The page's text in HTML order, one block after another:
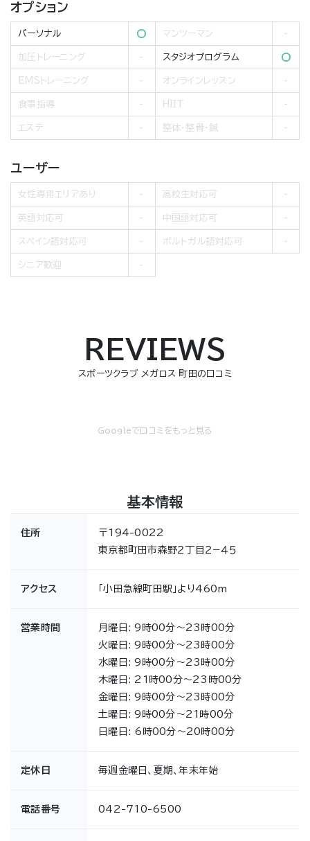
オプション
パーソナル マンツーマン
加圧トレーニング スタジオプログラム
EMSトレーニング オンラインレッスン
食事指導 HIIT
エステ 整体・整骨・鍼
ユーザー
女性専用エリアあり 高校生対応可
英語対応可 中国語対応可
スペイン語対応可 ポルトガル語対応可
シニア歓迎
REVIEWS
スポーツクラブ メガロス 町田の口コミ
Googleで口コミをもっと見る
基本情報
住所
〒194-0022
東京都町田市森野２丁目２−４５
アクセス 「小田急線町田駅」より460m
営業時間
月曜日: 9時00分～23時00分
火曜日: 9時00分～23時00分
水曜日: 9時00分～23時00分
木曜日: 21時00分～23時00分
金曜日: 9時00分～23時00分
土曜日: 9時00分～21時00分
日曜日: 6時00分～20時00分
定休日 毎週金曜日、夏期、年末年始
電話番号 042-710-6500